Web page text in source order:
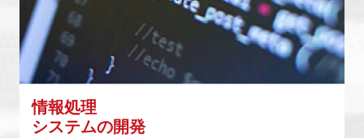
情報処理
システムの開発